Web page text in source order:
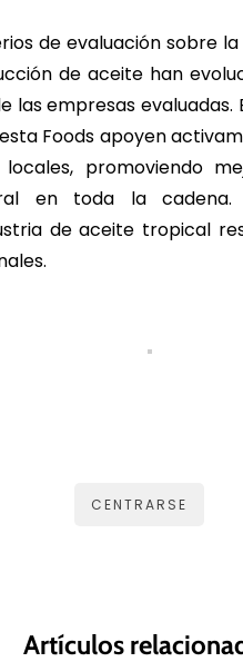
de evaluación sobre
de aceite han
las empresas
Foods apoyen
promoviendo
en toda la cadena.
de aceite tropical
CENTRARSE
Artículos